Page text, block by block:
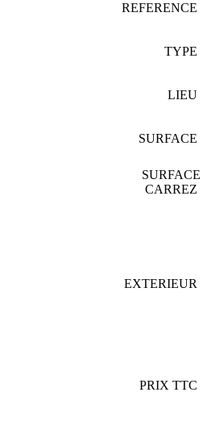
REFERENCE
TYPE
LIEU
SURFACE
SURFACE
CARREZ
EXTERIEUR
PRIX TTC